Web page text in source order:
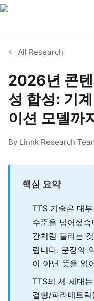
← All Research
2026년 콘
성 합성: 기
이션 모델까
By Linnk Research
핵심 요약
TTS 기술은 대
수준을 넘어섰
간처럼 들리는
립니다. 문장의
이 아닌 뜻을 읽
TTS의 세 세대
결형/파라메트